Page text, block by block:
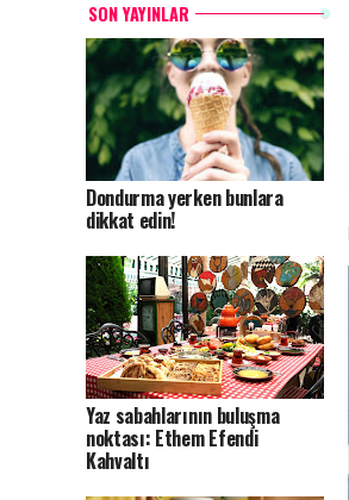
SON YAYINLAR
Dondurma yerken bunlara
dikkat edin!
Yaz sabahlarının buluşma
noktası: Ethem Efendi
Kahvaltı